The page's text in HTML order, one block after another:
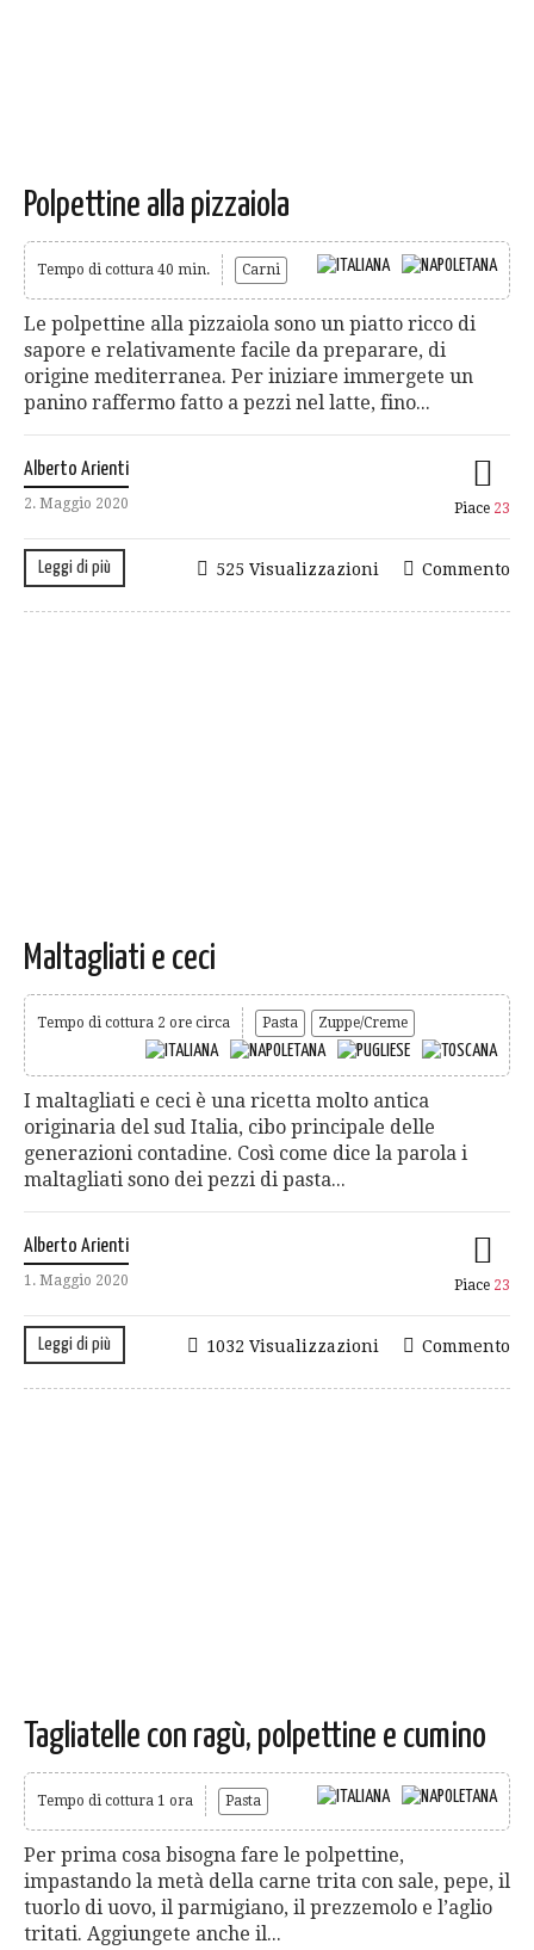
Polpettine alla pizzaiola
Tempo di cottura 40 min. Carni
Le polpettine alla pizzaiola sono un piatto ricco di
sapore e relativamente facile da preparare, di
origine mediterranea. Per iniziare immergete un
panino raffermo fatto a pezzi nel latte, fino...
Alberto Arienti
2. Maggio 2020 Piace 23
Leggi di più Commento
525 Visualizzazioni
Maltagliati e ceci
Tempo di cottura 2 ore circa Pasta Zuppe/Creme
I maltagliati e ceci è una ricetta molto antica
originaria del sud Italia, cibo principale delle
generazioni contadine. Così come dice la parola i
maltagliati sono dei pezzi di pasta...
Alberto Arienti
1. Maggio 2020 Piace 23
Leggi di più Commento
1032 Visualizzazioni
Tagliatelle con ragù, polpettine e cumino
Tempo di cottura 1 ora Pasta
Per prima cosa bisogna fare le polpettine,
impastando la metà della carne trita con sale, pepe, il
tuorlo di uovo, il parmigiano, il prezzemolo e l’aglio
tritati. Aggiungete anche il...